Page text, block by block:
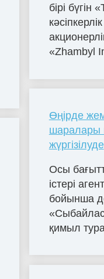
бірі бүгін
«Zhambyl
Өңірде
шаралары
жүргізілуде
Осы
істері
бойынша
қимыл